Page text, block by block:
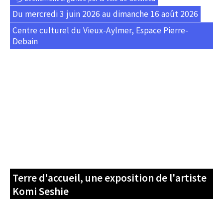
Du mercredi 3 juin 2026 au dimanche 16 août 2026
Centre culturel du Vieux-Aylmer, Espace Pierre-
Debain
Terre d'accueil, une exposition de l'artiste
Komi Seshie